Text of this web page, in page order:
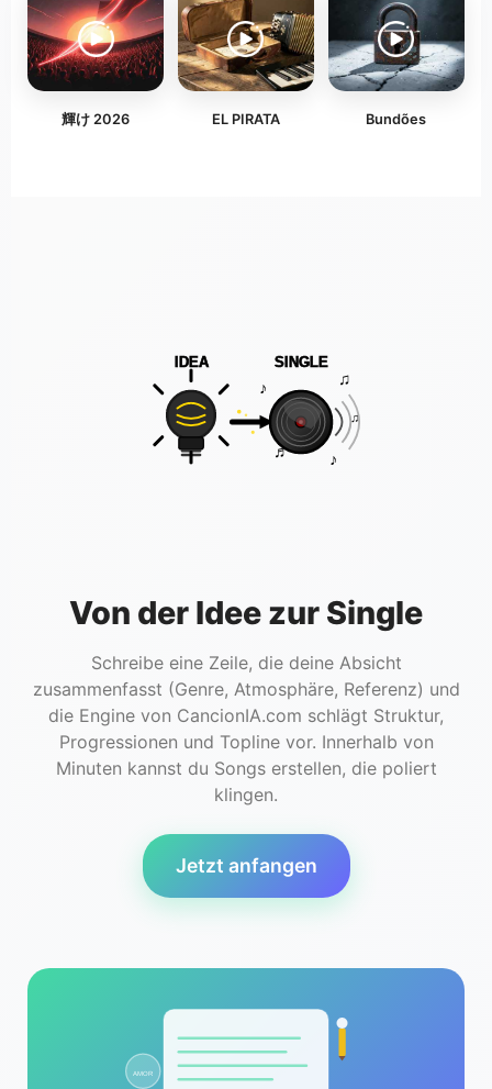
輝け 2026 EL PIRATA Bundões
Von der Idee zur Single
Schreibe eine Zeile, die deine Absicht
zusammenfasst (Genre, Atmosphäre, Referenz) und
die Engine von CancionIA.com schlägt Struktur,
Progressionen und Topline vor. Innerhalb von
Minuten kannst du Songs erstellen, die poliert
klingen.
Jetzt anfangen
IDEA SINGLE
♪ ♫
♬ ♪
♫
AMOR